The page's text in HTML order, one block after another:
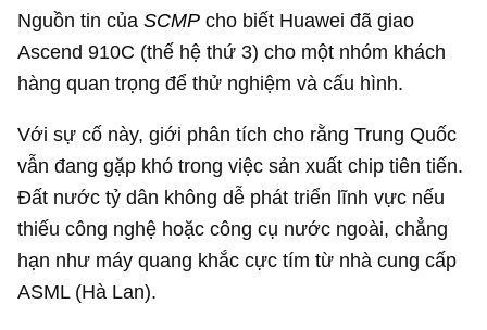
Nguồn tin củaSCMP cho biết Huawei đã giao
Ascend 910C (thế hệ thứ 3) cho một nhóm khách
hàng quan trọng để thử nghiệm và cấu hình.
Với sự cố này, giới phân tích cho rằng Trung Quốc
vẫn đang gặp khó trong việc sản xuất chip tiên tiến.
Đất nước tỷ dân không dễ phát triển lĩnh vực nếu
thiếu công nghệ hoặc công cụ nước ngoài, chẳng
hạn như máy quang khắc cực tím từ nhà cung cấp
ASML (Hà Lan).